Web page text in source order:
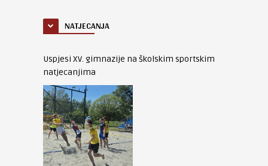
NATJECANJA
Uspjesi XV. gimnazije na školskim sportskim
natjecanjima